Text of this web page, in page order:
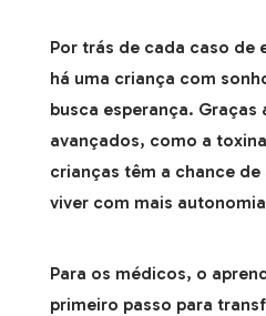
Por trás de cada caso de
há uma criança com
busca esperança. Graças
avançados, como a
crianças têm a chance
viver com mais
Para os médicos, o
primeiro passo para